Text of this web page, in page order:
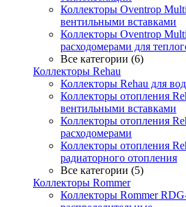
Коллекторы Oventrop
вентильными вставками
Коллекторы Oventrop
расходомерами для
Все категории (6)
Коллекторы Rehau
Коллекторы Rehau для
Коллекторы отопления
вентильными вставками
Коллекторы отопления
расходомерами
Коллекторы отопления
радиаторного отопления
Все категории (5)
Коллекторы Rommer
Коллекторы Rommer